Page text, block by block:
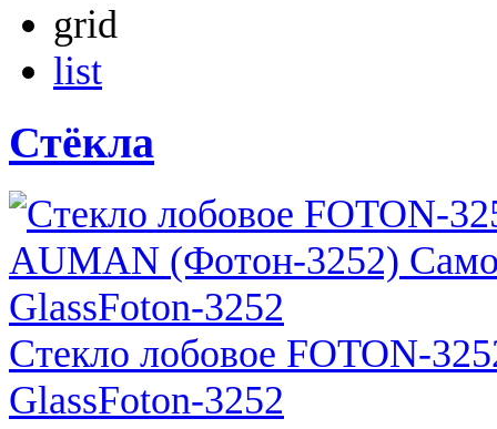
grid
list
Стёкла
Стекло лобовое FOTON-
GlassFoton-3252